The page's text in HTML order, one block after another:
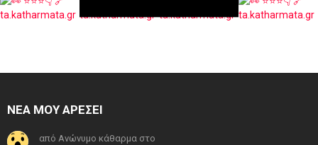
ΝΕΑ ΜΟΥ ΑΡΕΣΕΙ
από Ανώνυμο κάθαρμα στο